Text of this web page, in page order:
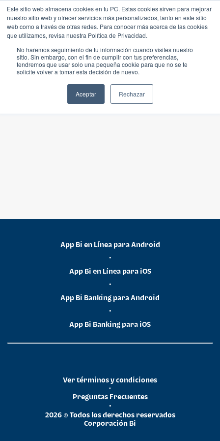
Este sitio web almacena cookies en tu PC. Estas cookies sirven para mejorar
nuestro sitio web y ofrecer servicios más personalizados, tanto en este sitio
web como a través de otras redes. Para conocer más acerca de las cookies
que utilizamos, revisa nuestra Política de Privacidad.
No haremos seguimiento de tu información cuando visites nuestro
sitio. Sin embargo, con el fin de cumplir con tus preferencias,
tendremos que usar solo una pequeña cookie para que no se te
solicite volver a tomar esta decisión de nuevo.
Aceptar Rechazar
App Bi en Línea para Android
•
App Bi en Línea para iOS
•
App Bi Banking para Android
•
App Bi Banking para iOS
2026 © Todos los derechos reservados
Corporación Bi
•
Preguntas Frecuentes
•
Ver términos y condiciones